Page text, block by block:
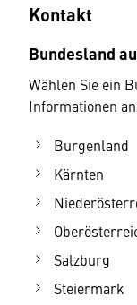
Kontakt
Bundesland
Wählen Sie ein
Informationen
Burgenland
Kärnten
Salzburg
Steiermark